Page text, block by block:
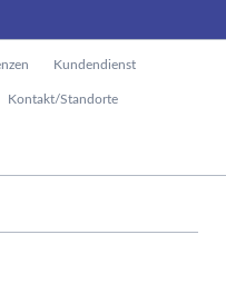
Kundendienst
Kontakt/Standorte